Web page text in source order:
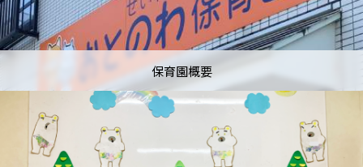
保育園概要